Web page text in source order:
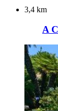
3,4 km
A